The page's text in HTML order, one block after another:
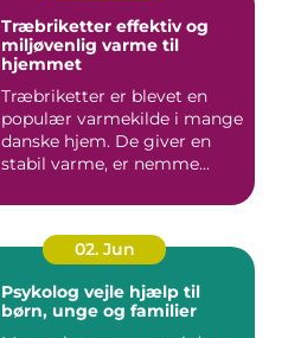
Træbriketter effektiv og
miljøvenlig varme til
hjemmet
Træbriketter er blevet en
populær varmekilde i mange
danske hjem. De giver en
stabil varme, er nemme...
02. Jun
Psykolog vejle hjælp til
børn, unge og familier